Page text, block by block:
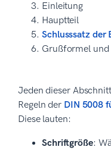
Einleitung
Hauptteil
Schlusssatz der
Grußformel
Jeden dieser
Regeln der DIN 5008
Diese lauten:
Schriftgröße: